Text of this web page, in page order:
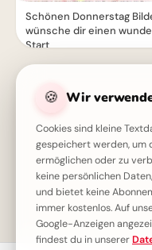
Schönen Donnerstag
wünsche dir einen
Start
🍪 Wir
Cookies sind kleine
gespeichert werden, um
ermöglichen oder zu
keine persönlichen
und bietet keine
immer kostenlos. Auf
Google-Anzeigen
findest du in unserer